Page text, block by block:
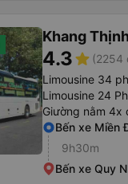
Khang Thịnh
4.3star (2254
Limousine 34
Limousine 24
Giường nằm 4x
Bến xe Miền
9h30m
Bến xe Quy